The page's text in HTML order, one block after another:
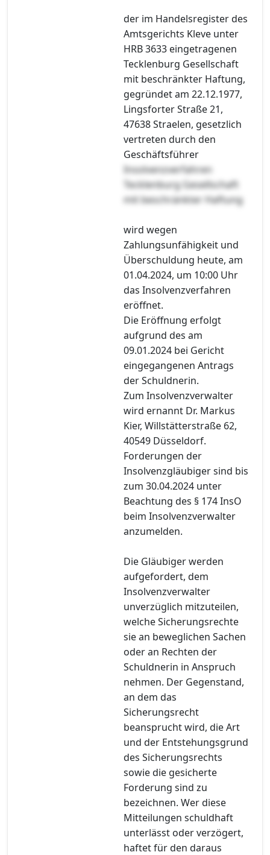
der im Handelsregister des
Amtsgerichts Kleve unter
HRB 3633 eingetragenen
Tecklenburg Gesellschaft
mit beschränkter Haftung,
gegründet am 22.12.1977,
Lingsforter Straße 21,
47638 Straelen, gesetzlich
vertreten durch den
Geschäftsführer
Insolvenzverfahren
Tecklenburg Gesellschaft
mit beschränkter Haftung
wird wegen
Zahlungsunfähigkeit und
Überschuldung heute, am
01.04.2024, um 10:00 Uhr
das Insolvenzverfahren
eröffnet.
Die Eröffnung erfolgt
aufgrund des am
09.01.2024 bei Gericht
eingegangenen Antrags
der Schuldnerin.
Zum Insolvenzverwalter
wird ernannt Dr. Markus
Kier, Willstätterstraße 62,
40549 Düsseldorf.
Forderungen der
Insolvenzgläubiger sind bis
zum 30.04.2024 unter
Beachtung des § 174 InsO
beim Insolvenzverwalter
anzumelden.
Die Gläubiger werden
aufgefordert, dem
Insolvenzverwalter
unverzüglich mitzuteilen,
welche Sicherungsrechte
sie an beweglichen Sachen
oder an Rechten der
Schuldnerin in Anspruch
nehmen. Der Gegenstand,
an dem das
Sicherungsrecht
beansprucht wird, die Art
und der Entstehungsgrund
des Sicherungsrechts
sowie die gesicherte
Forderung sind zu
bezeichnen. Wer diese
Mitteilungen schuldhaft
unterlässt oder verzögert,
haftet für den daraus